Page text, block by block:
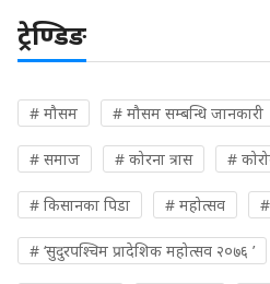
ट्रेण्डिङ
# मौसम # मौसम सम्बन्धि जानकारी
# समाज # कोरना त्रास #
# किसानका पिडा # महोत्सव
# ‘सुदुरपश्चिम प्रादेशिक महोत्सव २०७६ ’